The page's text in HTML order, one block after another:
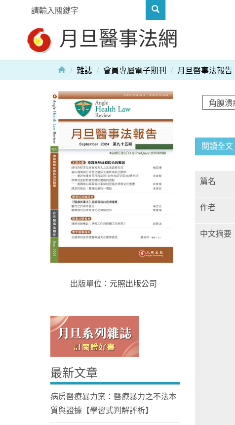
月旦醫事法網
雜誌 會員專屬電子期刊 月旦醫事法報告
閱讀全
篇名
作者
中文摘要
出版單位： 元照出版公司
最新文章
病房醫療暴力案：醫療暴力之不法本
質與證據【學習式判解評析】